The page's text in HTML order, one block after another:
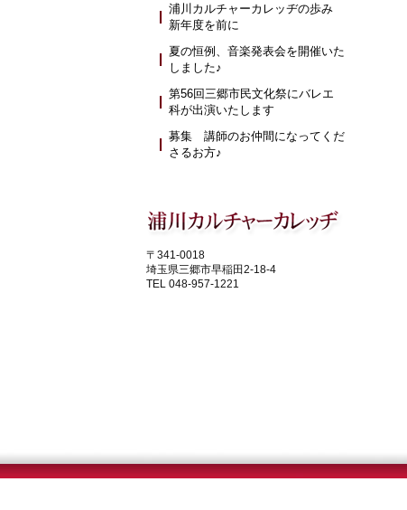
浦川カルチャーカレッヂの歩み
新年度を前に
夏の恒例、音楽発表会を開催いた
しました♪
第56回三郷市民文化祭にバレエ
科が出演いたします
募集 講師のお仲間になってくだ
さるお方♪
〒341-0018
埼玉県三郷市早稲田2-18-4
TEL 048-957-1221